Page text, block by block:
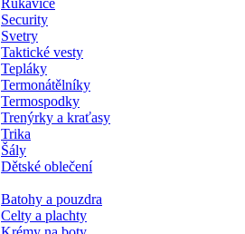
Rukavice
Security
Svetry
Taktické vesty
Tepláky
Termonátělníky
Termospodky
Trenýrky a kraťasy
Trika
Šály
Dětské oblečení
Batohy a pouzdra
Celty a plachty